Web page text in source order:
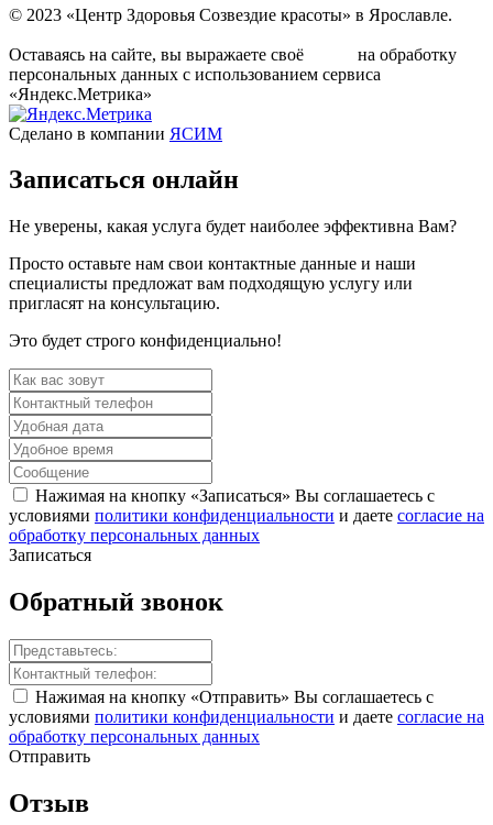
© 2023 «Центр Здоровья Созвездие красоты» в Ярославле.
Оставаясь на сайте, вы выражаете своё
на обработку
персональных данных с использованием сервиса
«Яндекс.Метрика»
Сделано в компании ЯСИМ
Записаться онлайн
Не уверены, какая услуга будет наиболее эффективна Вам?
Просто оставьте нам свои контактные данные и наши
специалисты предложат вам подходящую услугу или
пригласят на консультацию.
Это будет строго конфиденциально!
Нажимая на кнопку «Записаться» Вы соглашаетесь с
условиями политики конфиденциальности и даете согласие на
обработку персональных данных
Записаться
Обратный звонок
Нажимая на кнопку «Отправить» Вы соглашаетесь с
условиями политики конфиденциальности и даете согласие на
обработку персональных данных
Отправить
Отзыв